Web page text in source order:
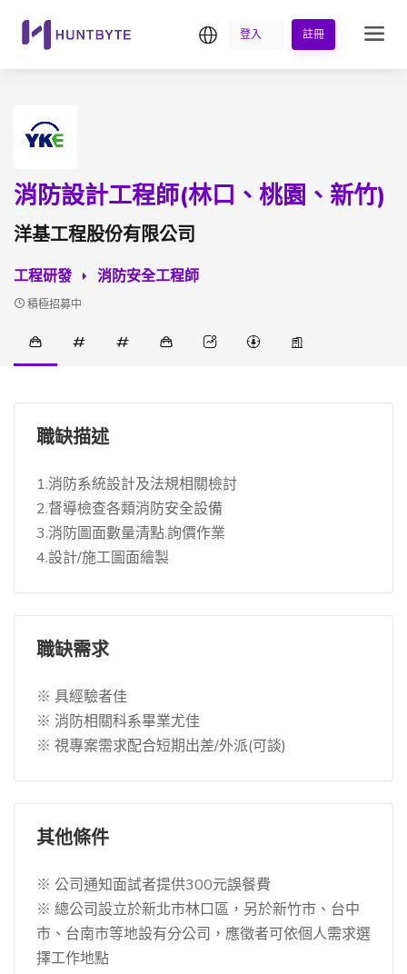
繁中登入 註冊
消防設計工程師(林口、桃園、新竹)
洋基工程股份有限公司
工程研發 消防安全工程師
積極招募中
職缺描述
1.消防系統設計及法規相關檢討
2.督導檢查各類消防安全設備
3.消防圖面數量清點.詢價作業
4.設計/施工圖面繪製
職缺需求
※ 具經驗者佳
※ 消防相關科系畢業尤佳
※ 視專案需求配合短期出差/外派(可談)
其他條件
※ 公司通知面試者提供300元誤餐費
※ 總公司設立於新北市林口區，另於新竹市、台中
市、台南市等地設有分公司，應徵者可依個人需求選
擇工作地點